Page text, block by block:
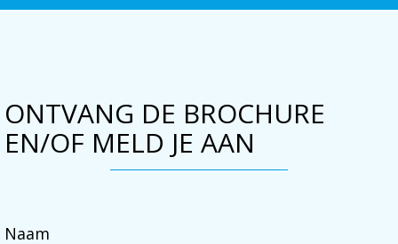
ONTVANG DE BROCHURE
EN/OF MELD JE AAN
Naam